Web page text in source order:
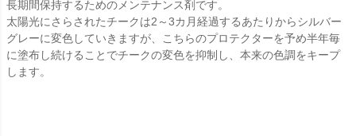
長期間保持するためのメンテナンス剤です。
太陽光にさらされたチークは2～3カ月経過するあたりからシルバー
グレーに変色していきますが、こちらのプロテクターを予め半年毎
に塗布し続けることでチークの変色を抑制し、本来の色調をキープ
します。